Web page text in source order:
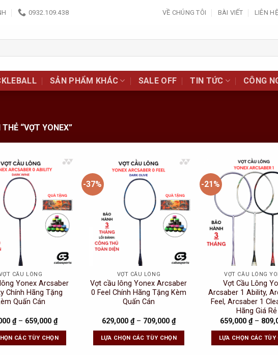
0932.109.438 VỀ CHÚNG TÔI BÀI VIẾT LIÊN HỆ
SẢN PHẨM KHÁC SALE OFF TIN TỨC CÔNG
“VỢT YONEX”
Wishlist
CẦU LÔNG
Yonex Arcsaber
Chính Hãng Tặng
Quấn Cán
₫– 659,000 ₫
CÁC TÙY CHỌN
-37%
Wishlist
VỢT CẦU LÔNG
Vợt cầu lông Yonex Arcsaber
0 Feel Chính Hãng Tặng Kèm
Quấn Cán
629,000 ₫– 709,000 ₫
LỰA CHỌN CÁC TÙY CHỌN
-21%
VỢT CẦU LÔNG
Vợt Cầu Lông
Arcsaber 1 Ability,
Feel, Arcsaber 1
Hãng Giá Rẻ
659,000 ₫–
LỰA CHỌN CÁC TÙY